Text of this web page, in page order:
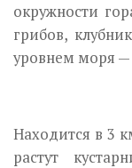
окружности
грибов,
уровнем моря —
Находится в 3
растут